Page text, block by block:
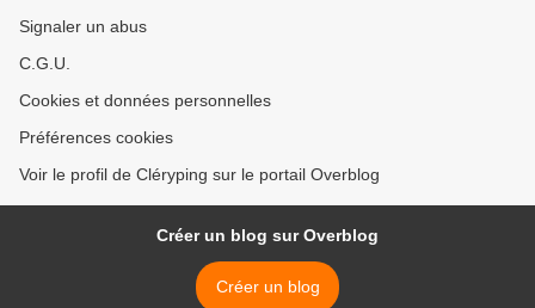
Signaler un abus
C.G.U.
Cookies et données personnelles
Préférences cookies
Voir le profil de Cléryping sur le portail Overblog
Créer un blog sur Overblog
Créer un blog